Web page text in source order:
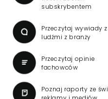
subskrybentem
Przeczytaj wywiady z
ludźmi z branży
Przeczytaj opinie
fachowców
Poznaj raporty ze